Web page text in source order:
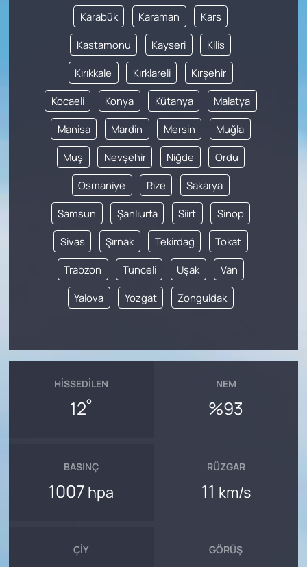
Karabük Karaman Kars
Kastamonu Kayseri Kilis
Kırıkkale Kırklareli Kırşehir
Kocaeli Konya Kütahya Malatya
Manisa Mardin Mersin Muğla
Muş Nevşehir Niğde Ordu
Osmaniye Rize Sakarya
Samsun Şanlıurfa Siirt Sinop
Sivas Şırnak Tekirdağ Tokat
Trabzon Tunceli Uşak Van
Yalova Yozgat Zonguldak
HISSEDILEN
12°
NEM
%93
BASINÇ
1007 hpa
RÜZGAR
11 km/s
ÇIY GÖRÜŞ